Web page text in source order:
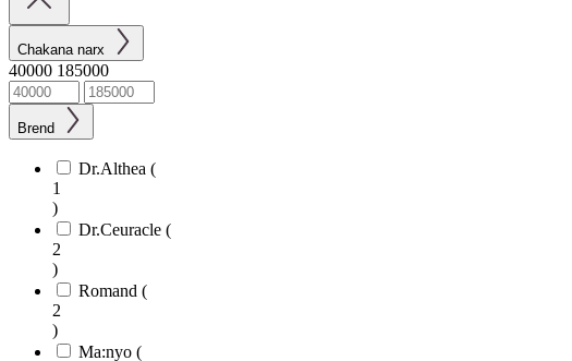
Chakana narx
40000 185000
Brend
Dr.Althea (
1
)
Dr.Ceuracle (
2
)
Romand (
2
)
Ma:nyo (